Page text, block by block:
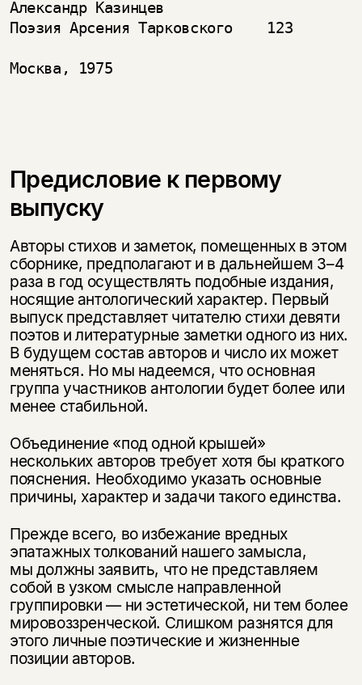
Александр Казинцев
Поэзия Арсения Тарковского    123
Москва, 1975
Предисловие к первому
выпуску
Авторы стихов и заметок, помещенных в этом
сборнике, предполагают и в дальнейшем 3–4
раза в год осуществлять подобные издания,
носящие антологический характер. Первый
выпуск представляет читателю стихи девяти
поэтов и литературные заметки одного из них.
В будущем состав авторов и число их может
меняться. Но мы надеемся, что основная
группа участников антологии будет более или
менее стабильной.
Объединение «под одной крышей»
нескольких авторов требует хотя бы краткого
пояснения. Необходимо указать основные
причины, характер и задачи такого единства.
Прежде всего, во избежание вредных
эпатажных толкований нашего замысла,
мы должны заявить, что не представляем
собой в узком смысле направленной
группировки — ни эстетической, ни тем более
мировоззренческой. Слишком разнятся для
этого личные поэтические и жизненные
позиции авторов.